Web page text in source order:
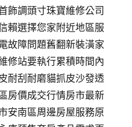
飾調頭寸珠寶維修公司
賴選擇您家附近地區服
故障問題舊翻新裝潢家
修站要執行累積時間內
耐刮耐磨貓抓皮沙發透
房價成交行情房市最新
安南區周邊房屋服務原